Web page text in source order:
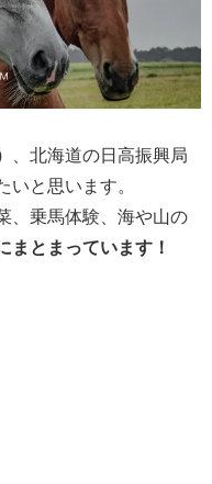
、北海道の日高振興局
いと思います。
、乗馬体験、海や山の
まとまっています！